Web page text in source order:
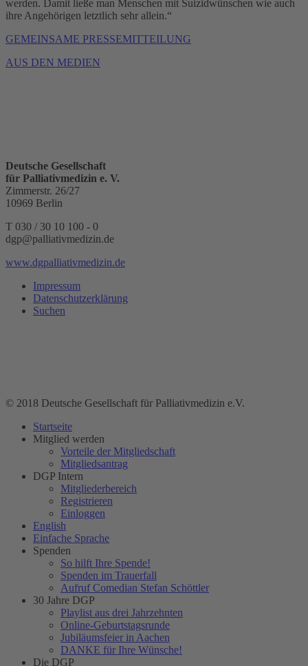
werden. Damit ließe man Menschen mit Suizidwünschen wie auch
ihre Angehörigen letztlich sehr allein.“
GEMEINSAME PRESSEMITTEILUNG
AUS DEN MEDIEN
Deutsche Gesellschaft
für Palliativmedizin e. V.
Zimmerstr. 26/27
10969 Berlin
T 030 / 30 10 100 - 0
dgp@palliativmedizin.de
www.dgpalliativmedizin.de
Impressum
Datenschutzerklärung
Suchen
© 2018 Deutsche Gesellschaft für Palliativmedizin e.V.
Startseite
Mitglied werden
Vorteile der Mitgliedschaft
Mitgliedsantrag
DGP Intern
Mitgliederbereich
Registrieren
Einloggen
English
Einfache Sprache
Spenden
So hilft Ihre Spende!
Spenden im Trauerfall
Aufruf Comedian Stefan Schöttler
30 Jahre DGP
Playlist aus drei Jahrzehnten
Online-Geburtstagsrunde
Jubiläumsfeier in Aachen
DANKE für Ihre Wünsche!
Die DGP